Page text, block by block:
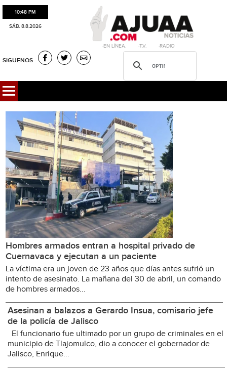
10:48 PM
SÁB. 8.8.2026
·EN LÍNEA. ·T.V. ·RADIO
SIGUENOS
Hombres armados entran a hospital privado de
Cuernavaca y ejecutan a un paciente
La víctima era un joven de 23 años que días antes sufrió un
intento de asesinato. La mañana del 30 de abril, un comando
de hombres armados...
Asesinan a balazos a Gerardo Insua, comisario jefe
de la policía de Jalisco
El funcionario fue ultimado por un grupo de criminales en el
municipio de Tlajomulco, dio a conocer el gobernador de
Jalisco, Enrique...